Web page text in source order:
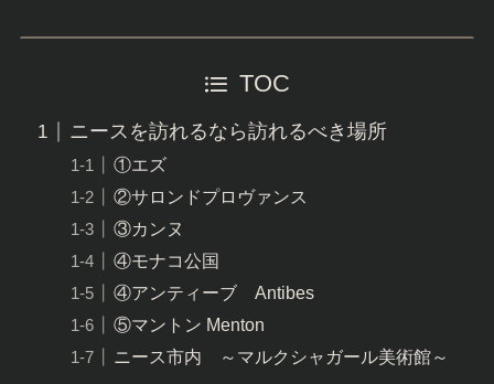
TOC
ニースを訪れるなら訪れるべき場所
①エズ
②サロンドプロヴァンス
③カンヌ
④モナコ公国
④アンティーブ Antibes
⑤マントン Menton
ニース市内 ～マルクシャガール美術館～